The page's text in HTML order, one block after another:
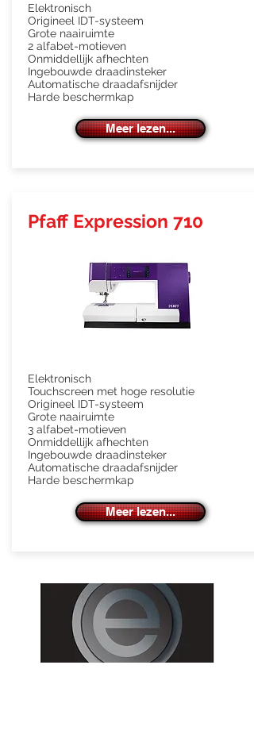
Elektronisch
Origineel IDT-systeem
Grote naairuimte
2 alfabet-motieven
Onmiddellijk afhechten
Ingebouwde draadinsteker
Automatische draadafsnijder
Harde beschermkap
Meer lezen...
Pfaff Expression 710
Elektronisch
Touchscreen met hoge resolutie
Origineel IDT-systeem
Grote naairuimte
3 alfabet-motieven
Onmiddellijk afhechten
Ingebouwde draadinsteker
Automatische draadafsnijder
Harde beschermkap
Meer lezen...